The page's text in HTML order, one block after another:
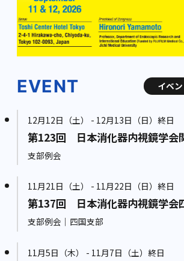
EVENT イベ
12月12日（土） - 12月13日（日）終日
第123回 日本消化器内視鏡学会
支部例会
11月21日（土） - 11月22日（日）終日
第137回 日本消化器内視鏡学会
支部例会｜四国支部
11月5日（木） - 11月7日（土）終日